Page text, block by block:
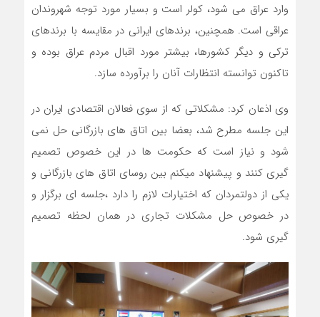
وارد عراق می شود، کولر است و بسیار مورد توجه شهروندان
عراقی است. همچنین، برندهای ایرانی در مقایسه با برندهای
ترکی و دیگر کشورها، بیشتر مورد اقبال مردم عراق بوده و
تاکنون توانسته انتظارات آنان را برآورده سازد.
وی اذعان کرد: مشکلاتی که از سوی فعالان اقتصادی ایران در
این جلسه مطرح شد، بعضا بین اتاق های بازرگانی حل نمی
شود و نیاز است که حکومت ها در این خصوص تصمیم
گیری کنند و پیشنهاد میکنم بین روسای اتاق های بازرگانی و
یکی از دولتمردان که اختیارات لازم را دارد ،جلسه ای برگزار و
در خصوص حل مشکلات تجاری در همان لحظه تصمیم
گیری شود.